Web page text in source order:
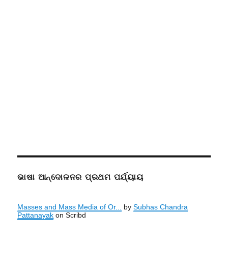
ଭାଷା ଆନ୍ଦୋଳନର ପ୍ରଥମ ପର୍ଯ୍ୟାୟ
Masses and Mass Media of Or... bySubhas Chandra
Pattanayak on Scribd